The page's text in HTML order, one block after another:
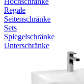
Regale
Seitenschränke
Sets
Spiegelschränke
Unterschränke